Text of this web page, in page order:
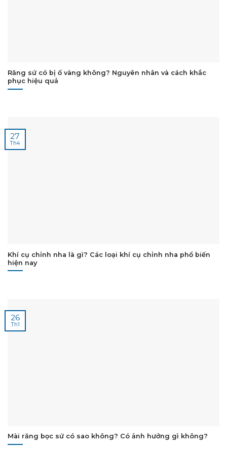
Răng sứ có bị ố vàng không? Nguyên nhân và cách khắc
phục hiệu quả
Khí cụ chỉnh nha là gì? Các loại khí cụ chỉnh nha phổ biến
hiện nay
27
Th4
Mài răng bọc sứ có sao không? Có ảnh hưởng gì không?
26
Th1